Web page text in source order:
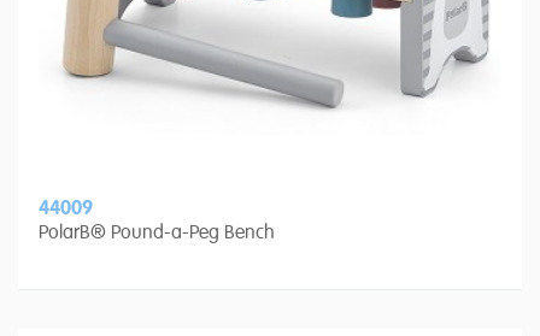
44009
PolarB® Pound-a-Peg Bench